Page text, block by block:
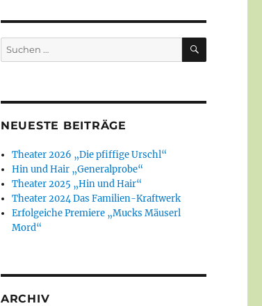
Suchen
nach:
SUCHEN
NEUESTE BEITRÄGE
Theater 2026 „Die pfiffige Urschl“
Hin und Hair „Generalprobe“
Theater 2025 „Hin und Hair“
Theater 2024 Das Familien-Kraftwerk
Erfolgeiche Premiere „Mucks Mäuserl
Mord“
ARCHIV